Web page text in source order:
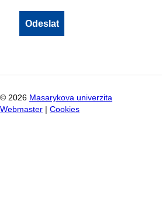
© 2026 Masarykova univerzita
Webmaster
Cookies